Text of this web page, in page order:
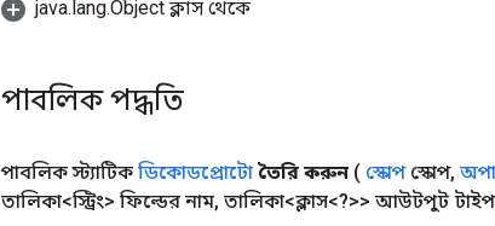
java.lang.Object ক্লাস থেকে
পাবলিক পদ্ধতি
পাবলিক স্ট্যাটিক ডিকোডপ্রোটো তৈরি করুন ( স্কোপস্কোপ,
তালিকা<স্ট্রিং> ফিল্ডের নাম, তালিকা<ক্লাস<?>> আউটপুট টাইপ